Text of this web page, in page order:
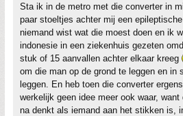
Sta ik in de metro met die converter in
paar stoeltjes achter mij een
niemand wist wat die moest doen en ik
indonesie in een ziekenhuis gezeten
stuk of 15 aanvallen achter elkaar kreeg
om die man op de grond te leggen en in
leggen. En heb toen die converter
werkelijk geen idee meer ook waar,
na denkt als iemand aan het stikken is,